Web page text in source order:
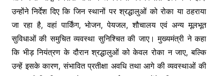
उन्होंने निर्देश दिए कि जिन स्थानों पर श्रद्धालुओं को रोका या ठहराया
जा रहा है, वहां पार्किंग, भोजन, पेयजल, शौचालय एवं अन्य मूलभूत
सुविधाओं की समुचित व्यवस्था सुनिश्चित की जाए। मुख्यमंत्री ने कहा
कि भीड़ नियंत्रण के दौरान श्रद्धालुओं को केवल रोका न जाए, बल्कि
उन्हें इसके कारण, संभावित प्रतीक्षा अवधि तथा आगे की व्यवस्थाओं की